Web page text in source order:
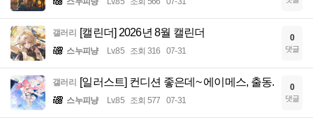
갤러리 [캘린더] 2026년 8월 캘린더
스누피냥 Lv.85 조회 316 07-31
0
댓글
갤러리 [일러스트] 컨디션 좋은데~ 에이메스, 출동.
스누피냥 Lv.85 조회 577 07-31
0
댓글